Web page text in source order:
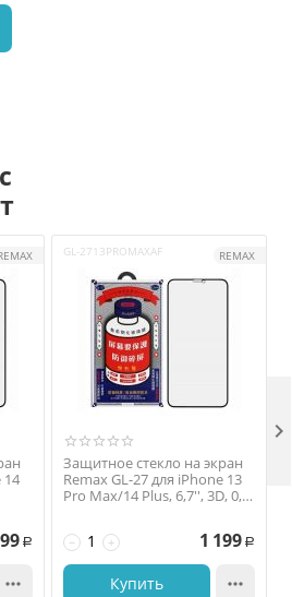
14
Р

GL-2713PROMAXAF REMAX
Защитное стекло на экран
Remax GL-27 для iPhone 13
Pro Max/14 Plus, 6,7'', 3D, 0,3
+
− 1 199 Р
Купить 
